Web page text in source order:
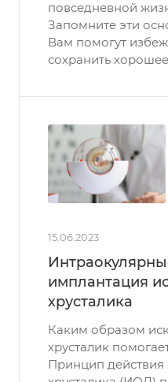
повседневной
Запомните эти
Вам помогут
сохранить
15.06.2023
имплантация
хрусталика
Каким образом
хрусталик
Принцип действия